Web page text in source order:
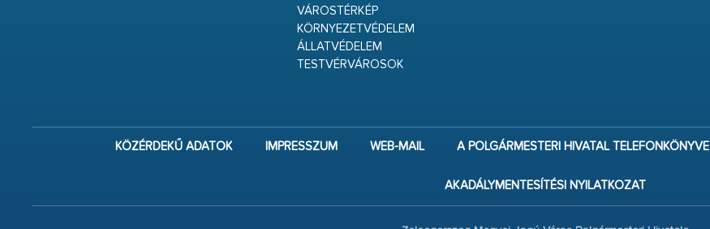
VÁROSTÉRKÉP
KÖRNYEZETVÉDELEM
ÁLLATVÉDELEM
TESTVÉRVÁROSOK
KÖZÉRDEKŰ ADATOK IMPRESSZUM WEB-MAIL A POLGÁRMESTERI HIVATAL TELEFONKÖNYVE
AKADÁLYMENTESÍTÉSI NYILATKOZAT